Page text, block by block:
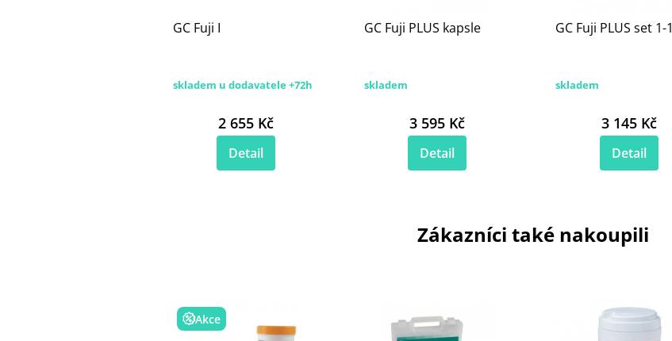
GC Fuji I
skladem u dodavatele +72h
2 655 Kč
Detail
GC Fuji PLUS kapsle
skladem
3 595 Kč
Detail
GC Fuji PLUS set 1-1
skladem
3 145 Kč
Detail
Zákazníci také nakoupili
Akce